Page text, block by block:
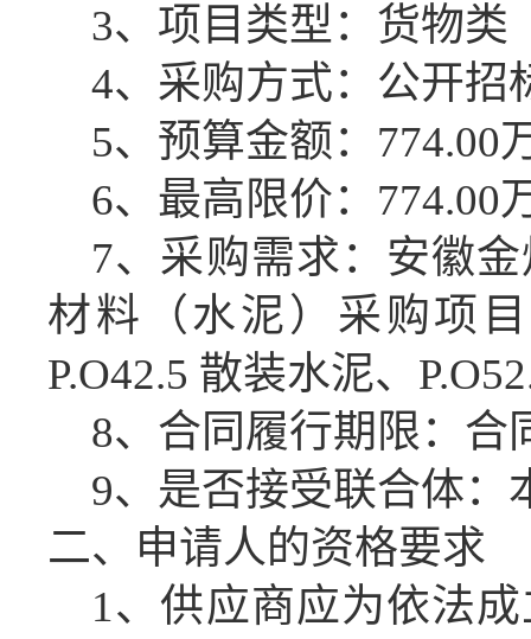
3、项目类型： 货物类
4、采购方式：公开招
5、预算金额：774.00
6、最高限价：774.00
7、采购需求： 安徽
材料（水泥）采购项
P.O42.5 散装水泥、
8、合同履行期限： 合
9、是否接受联合体：
二、申请人的资格要求
1、供应商应为依法